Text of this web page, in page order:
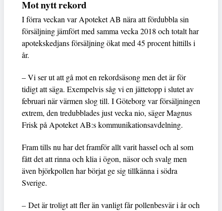
Mot nytt rekord
I förra veckan var Apoteket AB nära att fördubbla sin
försäljning jämfört med samma vecka 2018 och totalt har
apotekskedjans försäljning ökat med 45 procent hittills i
år.
– Vi ser ut att gå mot en rekordsäsong men det är för
tidigt att säga. Exempelvis såg vi en jättetopp i slutet av
februari när värmen slog till. I Göteborg var försäljningen
extrem, den tredubblades just vecka nio, säger Magnus
Frisk på Apoteket AB:s kommunikationsavdelning.
Fram tills nu har det framför allt varit hassel och al som
fått det att rinna och klia i ögon, näsor och svalg men
även björkpollen har börjat ge sig tillkänna i södra
Sverige.
– Det är troligt att fler än vanligt får pollenbesvär i år och